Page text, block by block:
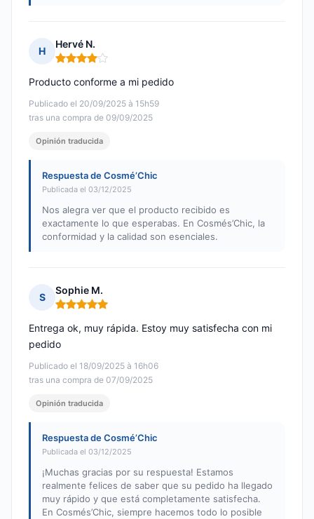
H
Hervé N.
Nota: 4 de 5
Publicado el 20/09/2025 à 15h59
tras una compra de 09/09/2025
Producto conforme a mi pedido
Opinión traducida
Respuesta de Cosmé’Chic
Publicada el 03/12/2025
Nos alegra ver que el producto recibido es
exactamente lo que esperabas. En Cosmés’Chic, la
conformidad y la calidad son esenciales.
S
Sophie M.
Nota: 5 de 5
Publicado el 18/09/2025 à 16h06
tras una compra de 07/09/2025
Entrega ok, muy rápida. Estoy muy satisfecha con mi
pedido
Opinión traducida
Respuesta de Cosmé’Chic
Publicada el 03/12/2025
¡Muchas gracias por su respuesta! Estamos
realmente felices de saber que su pedido ha llegado
muy rápido y que está completamente satisfecha.
En Cosmés’Chic, siempre hacemos todo lo posible